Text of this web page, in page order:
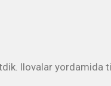
Ilovalar yordamida